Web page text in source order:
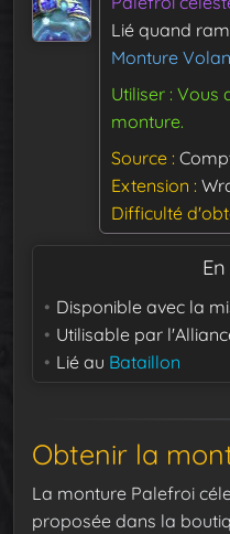
Lié quand
Monture
Utiliser : Vous
monture.
Source
Extension
Difficulté
Disponible avec la
Utilisable par
Lié au Bataillon
Obtenir la
La monture Palefroi
proposée dans la